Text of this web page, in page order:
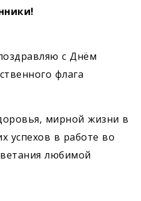
с Днём
флага
мирной жизни в
успехов в работе во
любимой